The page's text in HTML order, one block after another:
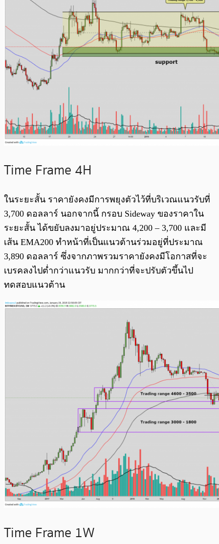
Time Frame 4H
ในระยะสั้น ราคายังคงมีการพยุงตัวไว้ที่บริเวณแนวรับที่
3,700 ดอลลาร์ นอกจากนี้ กรอบ Sideway ของราคาใน
ระยะสั้น ได้ขยับลงมาอยู่ประมาณ 4,200 – 3,700 และมี
เส้น EMA200 ทำหน้าที่เป็นแนวต้านร่วมอยู่ที่ประมาณ
3,890 ดอลลาร์ ซึ่งจากภาพรวมราคายังคงมีโอกาสที่จะ
เบรคลงไปต่ำกว่าแนวรับ มากกว่าที่จะปรับตัวขึ้นไป
ทดสอบแนวต้าน
Time Frame 1W